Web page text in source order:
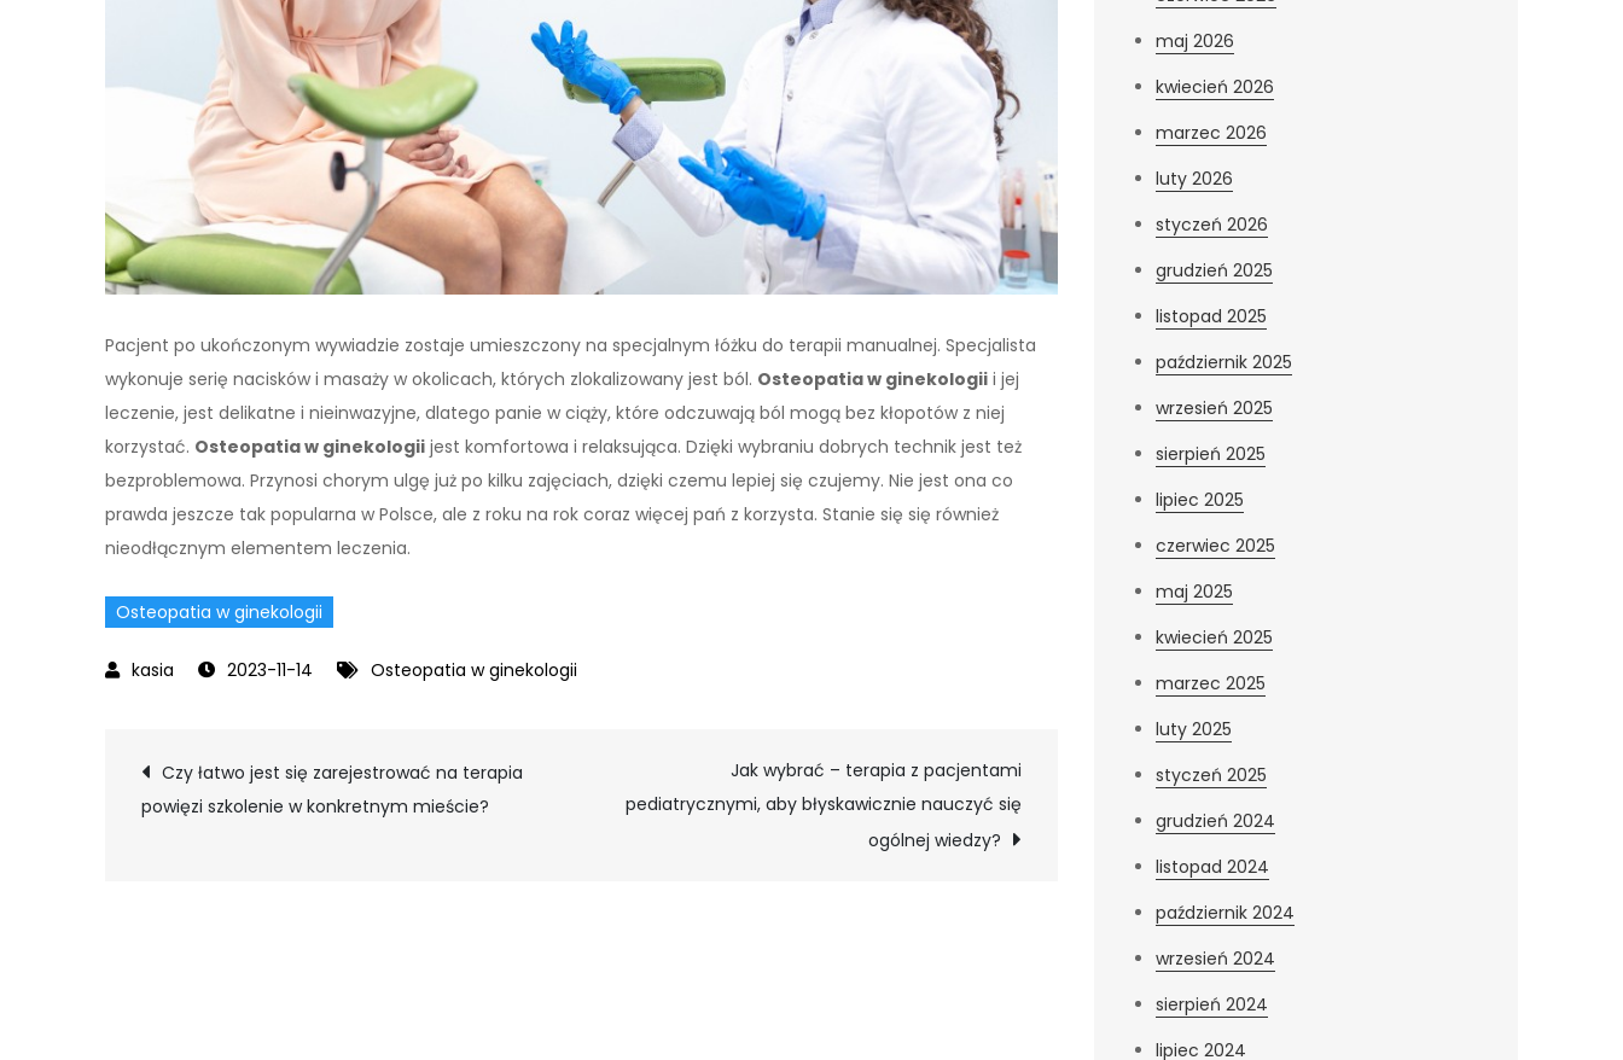
Pacjent po ukończonym wywiadzie zostaje umieszczony na specjalnym łóżku do terapii manualnej. Specjalista
wykonuje serię nacisków i masaży w okolicach, których zlokalizowany jest ból. Osteopatia w ginekologii i jej
leczenie, jest delikatne i nieinwazyjne, dlatego panie w ciąży, które odczuwają ból mogą bez kłopotów z niej
korzystać. Osteopatia w ginekologii jest komfortowa i relaksująca. Dzięki wybraniu dobrych technik jest też
bezproblemowa. Przynosi chorym ulgę już po kilku zajęciach, dzięki czemu lepiej się czujemy. Nie jest ona co
prawda jeszcze tak popularna w Polsce, ale z roku na rok coraz więcej pań z korzysta. Stanie się się również
nieodłącznym elementem leczenia.
Osteopatia w ginekologii
2023-11-14 Osteopatia w ginekologii
Nawigacja
Czy łatwo jest się zarejestrować na terapia
powięzi szkolenie w konkretnym mieście?
Jak wybrać – terapia z pacjentami
pediatrycznymi, aby błyskawicznie nauczyć się
ogólnej wiedzy?
maj 2026
kwiecień 2026
marzec 2026
luty 2026
styczeń 2026
grudzień 2025
listopad 2025
październik 2025
wrzesień 2025
sierpień 2025
lipiec 2025
czerwiec 2025
maj 2025
kwiecień 2025
marzec 2025
luty 2025
styczeń 2025
grudzień 2024
listopad 2024
październik 2024
wrzesień 2024
sierpień 2024
lipiec 2024